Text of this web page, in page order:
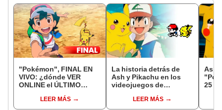
"Pokémon", FINAL EN
VIVO: ¿dónde VER
ONLINE el ÚLTIMO
Ketchum y Pikachu?
LEER MÁS
La historia detrás de
Ash y Pikachu en los
videojuegos de
LEER MÁS
Así
25